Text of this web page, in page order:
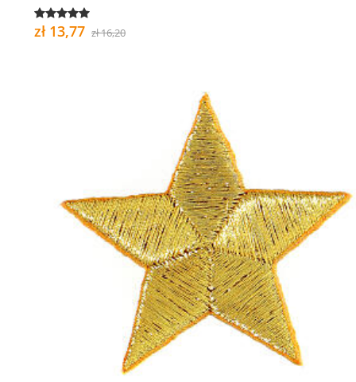
zł 13,77 zł 16,20